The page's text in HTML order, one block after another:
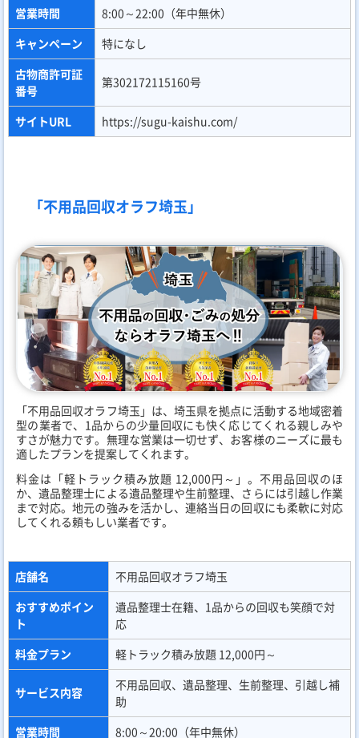
営業時間
8:00～22:00（年中無休）
キャンペーン
特になし
古物商許可証
番号
第302172115160号
サイトURL https://sugu-kaishu.com/
「不用品回収オラフ埼玉」
「不用品回収オラフ埼玉」は、埼玉県を拠点に活動する地域密着
型の業者で、1品からの少量回収にも快く応じてくれる親しみや
すさが魅力です。無理な営業は一切せず、お客様のニーズに最も
適したプランを提案してくれます。
料金は「軽トラック積み放題 12,000円～」。不用品回収のほ
か、遺品整理士による遺品整理や生前整理、さらには引越し作業
まで対応。地元の強みを活かし、連絡当日の回収にも柔軟に対応
してくれる頼もしい業者です。
店舗名
不用品回収オラフ埼玉
おすすめポイン
ト
遺品整理士在籍、1品からの回収も笑顔で対
応
料金プラン
軽トラック積み放題 12,000円～
サービス内容
不用品回収、遺品整理、生前整理、引越し補
助
営業時間
8:00～20:00（年中無休）